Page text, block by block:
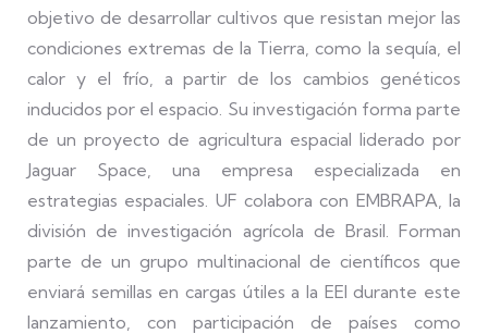
objetivo de desarrollar cultivos que resistan mejor las
condiciones extremas de la Tierra, como la sequía, el
calor y el frío, a partir de los cambios genéticos
inducidos por el espacio. Su investigación forma parte
de un proyecto de agricultura espacial liderado por
Jaguar Space, una empresa especializada en
estrategias espaciales. UF colabora con EMBRAPA, la
división de investigación agrícola de Brasil. Forman
parte de un grupo multinacional de científicos que
enviará semillas en cargas útiles a la EEI durante este
lanzamiento, con participación de países como